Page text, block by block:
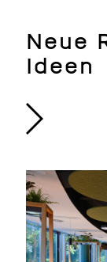
Neue
Ideen